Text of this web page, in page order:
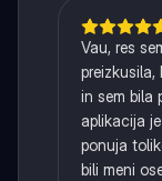
Vau, res
preizkusila,
in sem bila
aplikacija
ponuja
bili meni